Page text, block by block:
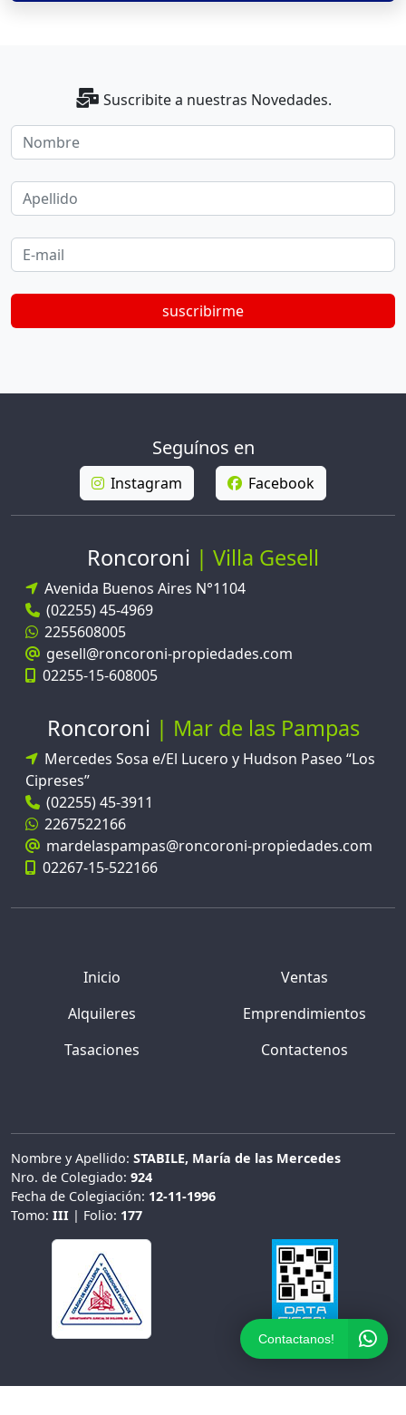
Suscribite a nuestras Novedades.
Nombre
Apellido
E-mail
suscribirme
Seguínos en
Instagram Facebook
Roncoroni Villa Gesell
Avenida Buenos Aires N°1104
(02255) 45-4969
2255608005
gesell@roncoroni-propiedades.com
02255-15-608005
Roncoroni Mar de las Pampas
Mercedes Sosa e/El Lucero y Hudson Paseo “Los
Cipreses”
(02255) 45-3911
2267522166
mardelaspampas@roncoroni-propiedades.com
02267-15-522166
Inicio
Ventas
Alquileres
Emprendimientos
Tasaciones
Contactenos
Nombre y Apellido: STABILE, María de las Mercedes
Nro. de Colegiado: 924
Fecha de Colegiación: 12-11-1996
Tomo: III | Folio: 177
Contactanos!